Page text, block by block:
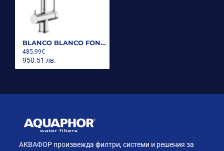
BLANCO BLANCO FONTAS -S II Filter Комбиниран трипътен смесител, цвят Инокс PVD
485.99€
950.51 лв.
АКВАФОР произвежда филтри, системи и решения за